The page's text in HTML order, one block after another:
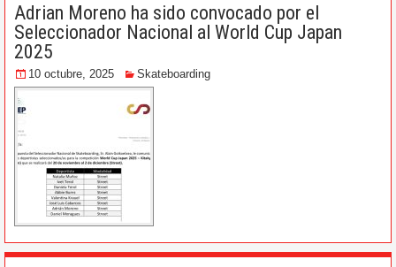
Adrian Moreno ha sido convocado por el
Seleccionador Nacional al World Cup Japan
2025
10 octubre, 2025 Skateboarding